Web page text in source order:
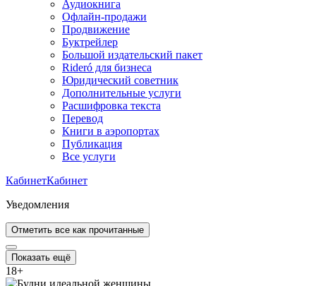
Аудиокнига
Офлайн-продажи
Продвижение
Буктрейлер
Большой издательский пакет
Rideró для бизнеса
Юридический советник
Дополнительные услуги
Расшифровка текста
Перевод
Книги в аэропортах
Публикация
Все услуги
КабинетКабинет
Уведомления
Отметить все как прочитанные
Показать ещё
18+